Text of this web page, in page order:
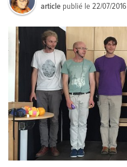
article publié le22/07/2016